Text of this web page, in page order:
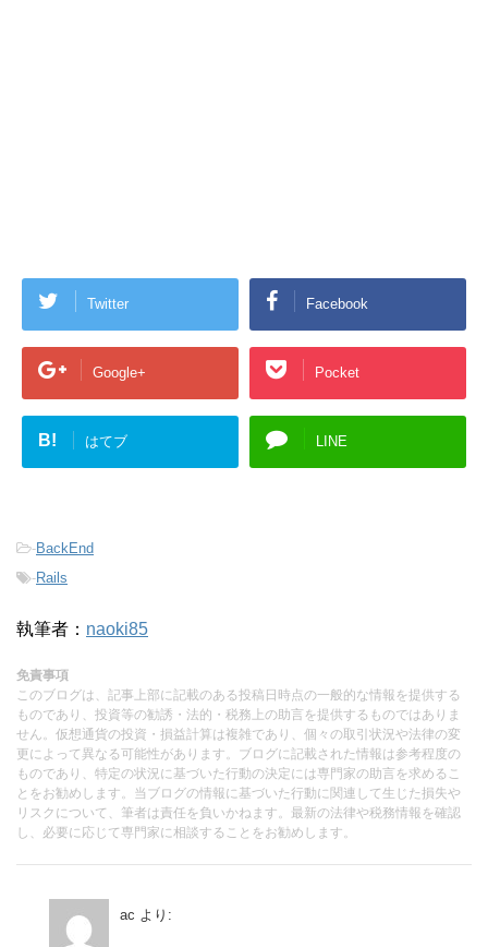
Twitter Facebook
Google+ Pocket
B! はてブ LINE
-BackEnd
-Rails
執筆者： naoki85
免責事項
このブログは、記事上部に記載のある投稿日時点の一般的な情報を提供する
ものであり、投資等の勧誘・法的・税務上の助言を提供するものではありま
せん。仮想通貨の投資・損益計算は複雑であり、個々の取引状況や法律の変
更によって異なる可能性があります。ブログに記載された情報は参考程度の
ものであり、特定の状況に基づいた行動の決定には専門家の助言を求めるこ
とをお勧めします。当ブログの情報に基づいた行動に関連して生じた損失や
リスクについて、筆者は責任を負いかねます。最新の法律や税務情報を確認
し、必要に応じて専門家に相談することをお勧めします。
ac より: